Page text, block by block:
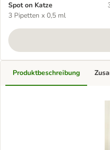
Spot on Katze
3 Pipetten x 0,5 ml
Produktbeschreibung